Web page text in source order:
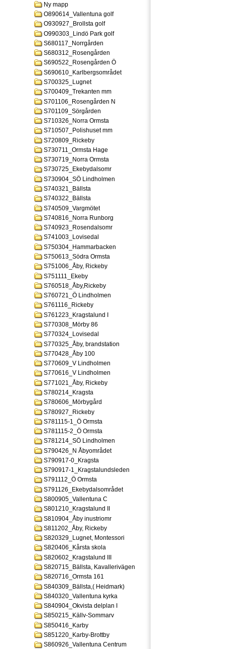
Ny mapp
O890614_Vallentuna golf
O930927_Brollsta golf
O990303_Lindö Park golf
S680117_Norrgården
S680312_Rosengården
S690522_Rosengården Ö
S690610_Karlbergsområdet
S700325_Lugnet
S700409_Trekanten mm
S701106_Rosengården N
S701109_Sörgården
S710326_Norra Ormsta
S710507_Polishuset mm
S720809_Rickeby
S730711_Ormsta Hage
S730719_Norra Ormsta
S730725_Ekebydalsomr
S730904_SÖ Lindholmen
S740321_Bällsta
S740322_Bällsta
S740509_Vargmötet
S740816_Norra Runborg
S740923_Rosendalsomr
S741003_Lovisedal
S750304_Hammarbacken
S750613_Södra Ormsta
S751006_Åby, Rickeby
S751111_Ekeby
S760518_Åby,Rickeby
S760721_Ö Lindholmen
S761116_Rickeby
S761223_Kragstalund I
S770308_Mörby 86
S770324_Lovisedal
S770325_Åby, brandstation
S770428_Åby 100
S770609_V Lindholmen
S770616_V Lindholmen
S771021_Åby, Rickeby
S780214_Kragsta
S780606_Mörbygård
S780927_Rickeby
S781115-1_Ö Ormsta
S781115-2_Ö Ormsta
S781214_SÖ Lindholmen
S790426_N Åbyområdet
S790917-0_Kragsta
S790917-1_Kragstalundsleden
S791112_Ö Ormsta
S791126_Ekebydalsområdet
S800905_Vallentuna C
S801210_Kragstalund II
S810904_Åby inustriomr
S811202_Åby, Rickeby
S820329_Lugnet, Montessori
S820406_Kårsta skola
S820602_Kragstalund III
S820715_Bällsta, Kavallerivägen
S820716_Ormsta 161
S840309_Bällsta,( Heidmark)
S840320_Vallentuna kyrka
S840904_Okvista delplan I
S850215_Källv-Sommarv
S850416_Karby
S851220_Karby-Brottby
S860926_Vallentuna Centrum